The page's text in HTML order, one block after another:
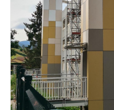
Vous recherchez&nbsp;:
Rechercher